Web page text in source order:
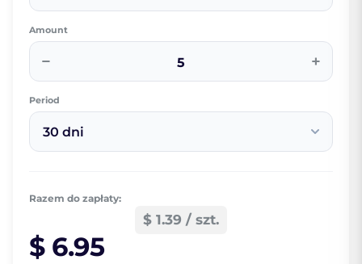
Amount
− +
Period
30 dni
Razem do zapłaty:
$ 1.39 / szt.
$ 6.95